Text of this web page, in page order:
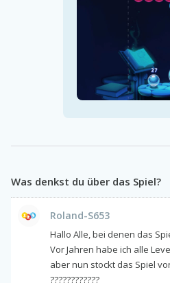
Was denkst du über das Spiel?
Roland-S653
Hallo Alle, bei denen das
Vor Jahren habe ich alle
aber nun stockt das Spiel
????????????